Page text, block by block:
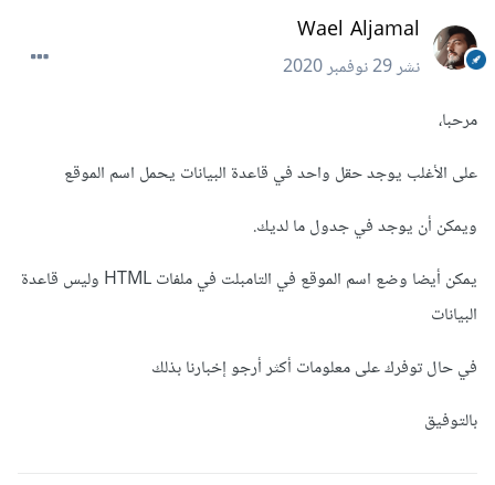
Wael Aljamal
نشر29 نوفمبر 2020
مرحبا،
على الأغلب يوجد حقل واحد في قاعدة البيانات يحمل اسم الموقع
ويمكن أن يوجد في جدول ما لديك.
يمكن أيضا وضع اسم الموقع في التامبلت في ملفات HTML وليس قاعدة
البيانات
في حال توفرك على معلومات أكثر أرجو إخبارنا بذلك
بالتوفيق